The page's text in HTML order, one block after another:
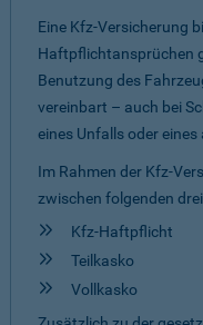
Eine Kfz-Versicherung
Haftpflichtansprüchen
Benutzung des
vereinbart – auch bei
eines Unfalls oder
Im Rahmen der Kfz-
zwischen folgenden
Kfz-Haftpflicht
Teilkasko
Vollkasko